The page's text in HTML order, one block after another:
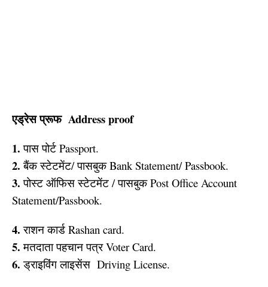
एड्रेस प्रूफ Address proof
1. पास पोर्ट Passport.
2. बैंक स्टेटमेंट/ पासबुक Bank Statement/ Passbook.
3. पोस्ट ऑफिस स्टेटमेंट / पासबुक Post Office Account
Statement/Passbook.
4. राशन कार्ड Rashan card.
5. मतदाता पहचान पत्र Voter Card.
6. ड्राइविंग लाइसेंस Driving License.